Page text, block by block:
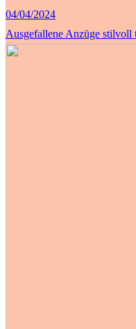
04/04/2024
Ausgefallene Anzüge stilvoll